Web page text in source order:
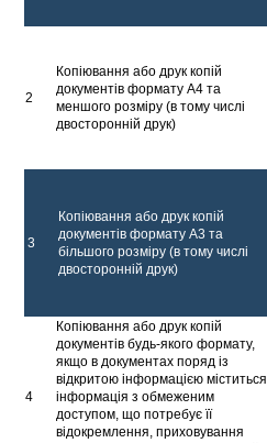
2
Копіювання або друк копій
документів формату А4 та
меншого розміру (в тому числі
двосторонній друк)
3
Копіювання або друк копій
документів формату А3 та
більшого розміру (в тому числі
двосторонній друк)
4
Копіювання або друк копій
документів будь-якого формату,
якщо в документах поряд із
відкритою інформацією міститься
інформація з обмеженим
доступом, що потребує її
відокремлення, приховування